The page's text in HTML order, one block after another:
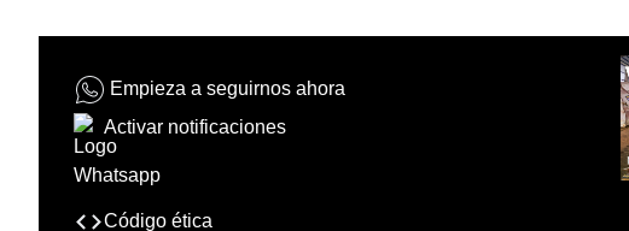
Empieza a seguirnos ahora
Activar notificaciones
Código ética